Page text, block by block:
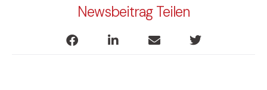
Newsbeitrag Teilen